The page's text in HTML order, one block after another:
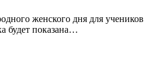
женского дня для учеников
будет показана…